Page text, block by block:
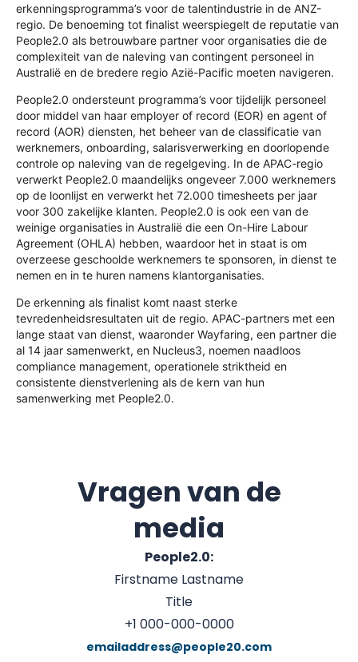
erkenningsprogramma’s voor de talentindustrie in de ANZ-
regio. De benoeming tot finalist weerspiegelt de reputatie van
People2.0 als betrouwbare partner voor organisaties die de
complexiteit van de naleving van contingent personeel in
Australië en de bredere regio Azië-Pacific moeten navigeren.
People2.0 ondersteunt programma’s voor tijdelijk personeel
door middel van haar employer of record (EOR) en agent of
record (AOR) diensten, het beheer van de classificatie van
werknemers, onboarding, salarisverwerking en doorlopende
controle op naleving van de regelgeving. In de APAC-regio
verwerkt People2.0 maandelijks ongeveer 7.000 werknemers
op de loonlijst en verwerkt het 72.000 timesheets per jaar
voor 300 zakelijke klanten. People2.0 is ook een van de
weinige organisaties in Australië die een On-Hire Labour
Agreement (OHLA) hebben, waardoor het in staat is om
overzeese geschoolde werknemers te sponsoren, in dienst te
nemen en in te huren namens klantorganisaties.
De erkenning als finalist komt naast sterke
tevredenheidsresultaten uit de regio. APAC-partners met een
lange staat van dienst, waaronder Wayfaring, een partner die
al 14 jaar samenwerkt, en Nucleus3, noemen naadloos
compliance management, operationele striktheid en
consistente dienstverlening als de kern van hun
samenwerking met People2.0.
Vragen van de
media
People2.0:
Firstname Lastname
Title
+1 000-000-0000
emailaddress@people20.com